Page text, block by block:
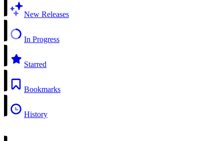
New Releases
In Progress
Starred
Bookmarks
History